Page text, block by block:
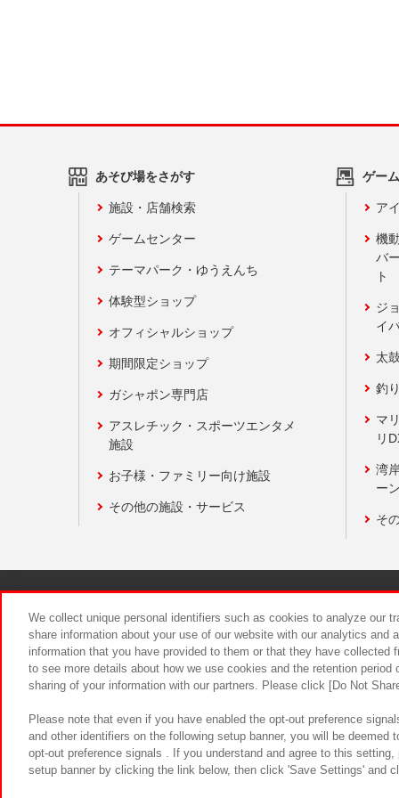
あそび場をさがす
施設・店舗検索
ゲームセンター
テーマパーク・ゆうえんち
体験型ショップ
オフィシャルショップ
期間限定ショップ
ガシャポン専門店
アスレチック・スポーツエンタメ
施設
お子様・ファミリー向け施設
その他の施設・サービス
ゲー
ア
機
バ
ト
ジ
イ
太
釣
マ
リ
湾
ー
そ
食品のご
We collect unique personal identifiers such as cookies to analyze our
share information about your use of our website with our analytics and
information that you have provided to them or that they have
to see more details about how we use cookies and the retention
sharing of your information with our partners. Please click [Do Not
Please note that even if you have enabled the opt-out preference
and other identifiers on the following setup banner, you will be
opt-out preference signals . If you understand and agree to this
setup banner by clicking the link below, then click 'Save Settings' and